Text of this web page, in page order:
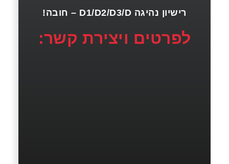
רישיון נהיגה D1/D2/D3/D – חובה!
לפרטים ויצירת קשר: